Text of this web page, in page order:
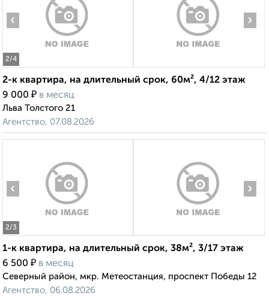
2/4
‹ ›
2-к квартира, на длительный срок, 60м², 4/12 этаж
9 000 ₽ в месяц
Льва Толстого 21
Агентство, 07.08.2026
2/3
‹ ›
1-к квартира, на длительный срок, 38м², 3/17 этаж
6 500 ₽ в месяц
Северный район, мкр. Метеостанция, проспект Победы 12
Агентство, 06.08.2026